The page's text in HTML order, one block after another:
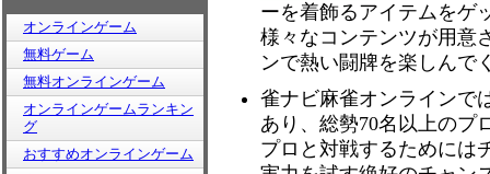
オンラインゲーム
無料ゲーム
無料オンラインゲーム
オンラインゲームランキン
グ
おすすめオンラインゲーム
ーを着飾るアイテムをゲ
様々なコンテンツが用意
ンで熱い闘牌を楽しんで
雀ナビ麻雀オンラインで
あり、総勢70名以上のプ
プロと対戦するためには